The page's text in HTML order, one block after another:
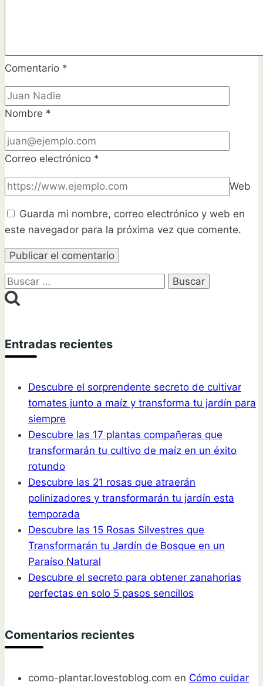
Comentario *
Nombre *
Correo electrónico *
Web
Guarda mi nombre, correo electrónico y web en
este navegador para la próxima vez que comente.
Buscar:
Entradas recientes
Descubre el sorprendente secreto de cultivar
tomates junto a maíz y transforma tu jardín para
siempre
Descubre las 17 plantas compañeras que
transformarán tu cultivo de maíz en un éxito
rotundo
Descubre las 21 rosas que atraerán
polinizadores y transformarán tu jardín esta
temporada
Descubre las 15 Rosas Silvestres que
Transformarán tu Jardín de Bosque en un
Paraíso Natural
Descubre el secreto para obtener zanahorias
perfectas en solo 5 pasos sencillos
Comentarios recientes
como-plantar.lovestoblog.com en Cómo cuidar